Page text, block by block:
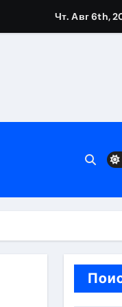
ресниц и
и
Чт. Авг 6th,